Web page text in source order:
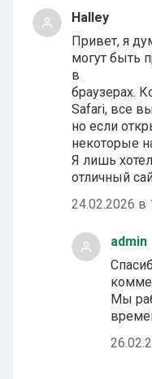
Halley
Привет, я
могут быть
в
браузерах.
Safari, все
но если
некоторые
Я лишь
отличный
24.02.2026 в
admin
Мы